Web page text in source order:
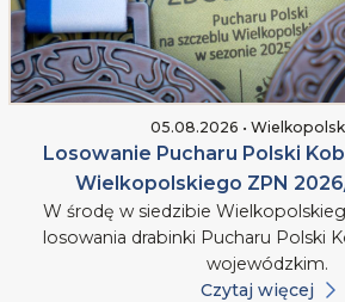
05.08.2026 •
Losowanie Pucharu Polski
Wielkopolskiego ZPN
W środę w siedzibie
losowania drabinki Pucharu Polski
wojewódzkim.
Czytaj więcej